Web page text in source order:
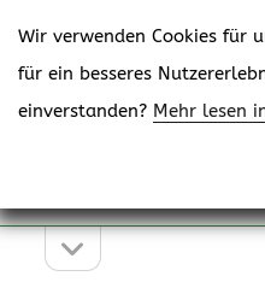
Seitenleiste
Seitenleiste
öffnen
Wir verwenden Cookies für
für ein besseres
einverstanden? Mehr lesen